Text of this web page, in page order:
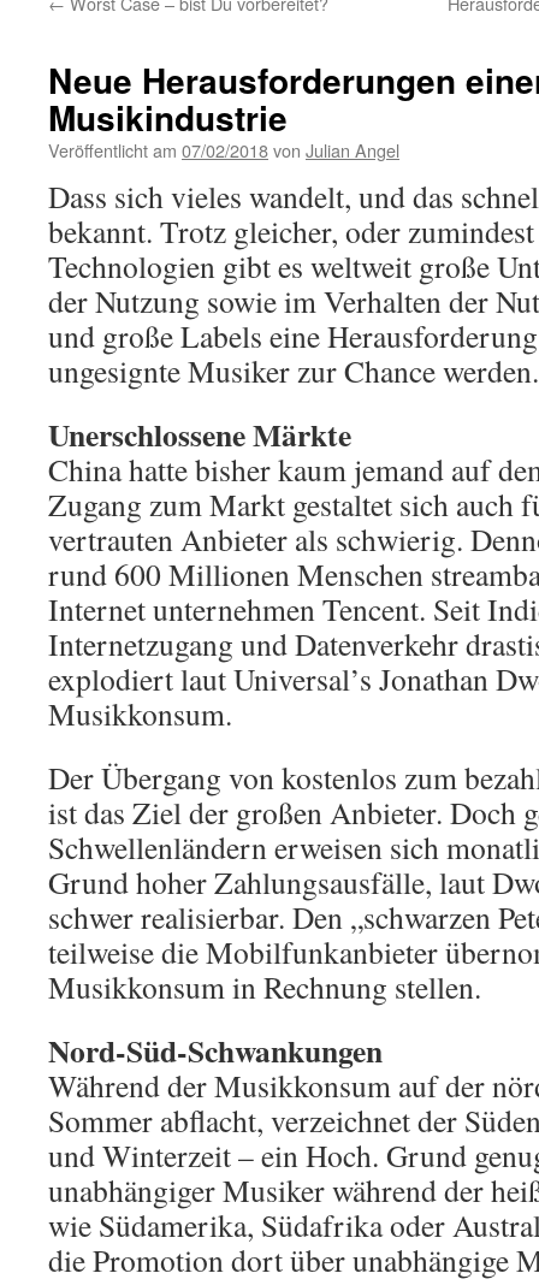
Neue Herausforderungen
Musikindustrie
Veröffentlicht am 07/02/2018von Julian Angel
Dass sich vieles wandelt, und das
bekannt. Trotz gleicher, oder
Technologien gibt es weltweit große
der Nutzung sowie im Verhalten der
und große Labels eine
ungesignte Musiker zur Chance werden.
Unerschlossene Märkte
China hatte bisher kaum jemand auf
Zugang zum Markt gestaltet sich auch
vertrauten Anbieter als schwierig.
rund 600 Millionen Menschen
Internet unternehmen Tencent. Seit
Internetzugang und Datenverkehr
explodiert laut Universal’s Jonathan
Musikkonsum.
Der Übergang von kostenlos zum
ist das Ziel der großen Anbieter. Doch
Schwellenländern erweisen sich
Grund hoher Zahlungsausfälle, laut
schwer realisierbar. Den „schwarzen
teilweise die Mobilfunkanbieter
Musikkonsum in Rechnung stellen.
Nord-Süd-Schwankungen
Während der Musikkonsum auf der
Sommer abflacht, verzeichnet der
und Winterzeit – ein Hoch. Grund
unabhängiger Musiker während der
wie Südamerika, Südafrika oder
die Promotion dort über unabhängige